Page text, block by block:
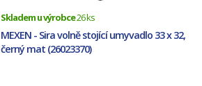
Skladem u výrobce26 ks
MEXEN - Sira volně stojící umyvadlo 33 x 32,
černý mat (26023370)